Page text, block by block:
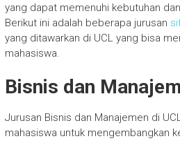
yang dapat memenuhi kebutuhan
Berikut ini adalah beberapa jurusan
yang ditawarkan di UCL yang bisa
mahasiswa.
Bisnis dan
Jurusan Bisnis dan Manajemen di
mahasiswa untuk mengembangkan